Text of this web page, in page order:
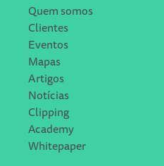
Quem somos
Clientes
Eventos
Mapas
Artigos
Notícias
Clipping
Academy
Whitepaper